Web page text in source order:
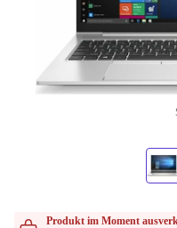
Produkt im Moment